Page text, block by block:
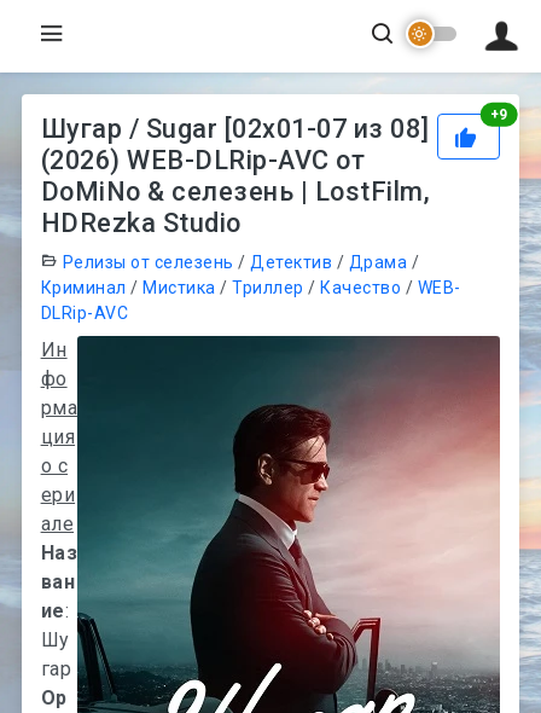
+9
Шугар / Sugar [02x01-07 из 08]
(2026) WEB-DLRip-AVC от
DoMiNo & селезень | LostFilm,
HDRezka Studio
Релизы от селезень / Детектив / Драма /
Криминал /Мистика /Триллер /Качество / WEB-
DLRip-AVC
Ин
фо
рма
ция
о с
ери
але
Наз
ван
ие:
Шу
гар
Ор